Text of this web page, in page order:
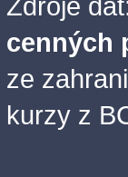
Zdroje
cenných
ze
kurzy z